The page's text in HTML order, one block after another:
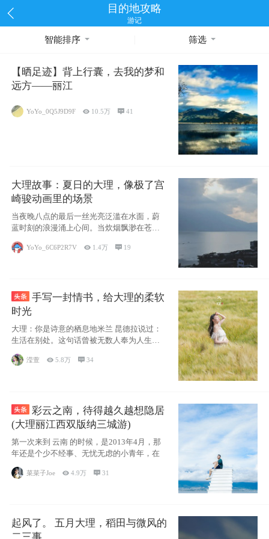
目的地攻略
游记
智能排序 筛选
【晒足迹】背上行囊，去我的梦和
远方——丽江
YoYo_0Q5J9D9F  10.5万 41
大理故事：夏日的大理，像极了宫
崎骏动画里的场景
当夜晚八点的最后一丝光亮泛滥在水面，蔚
蓝时刻的浪漫涌上心间。当炊烟飘渺在苍山
YoYo_6C6P2R7V  1.4万  19
手写一封情书，给大理的柔软
时光
大理：你是诗意的栖息地米兰 昆德拉说过：
生活在别处。这句话曾被无数人奉为人生信
条，并
滢萱 5.8万 34
彩云之南，待得越久越想隐居
(大理丽江西双版纳三城游)
第一次来到 云南 的时候，是2013年4月，那
年还是个少不经事、无忧无虑的小青年，在
菜菜子Joe 4.9万  31
起风了。 五月大理，稻田与微风的